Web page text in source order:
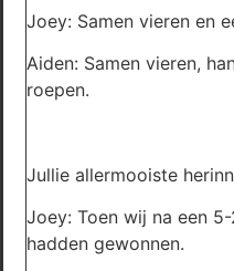
Joey: Samen vieren en
Aiden: Samen vieren,
roepen.
Jullie allermooiste
Joey: Toen wij na een
hadden gewonnen.